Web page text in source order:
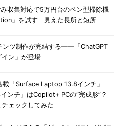
収集対応で5万円台のペン型掃除機
」を試す 見えた長所と短所
ンツ制作が完結する――「ChatGPT
ン」が登場
「Surface Laptop 13.8インチ」
インチ」はCopilot+ PCの“完成形”？
ェックしてみた